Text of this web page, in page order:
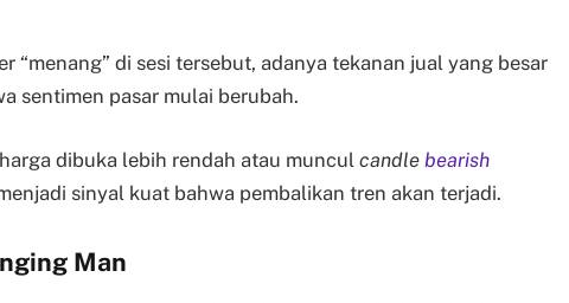
“menang” di sesi tersebut, adanya tekanan jual yang besar
sentimen pasar mulai berubah.
dibuka lebih rendah atau muncul candle bearish
sinyal kuat bahwa pembalikan tren akan terjadi.
Man